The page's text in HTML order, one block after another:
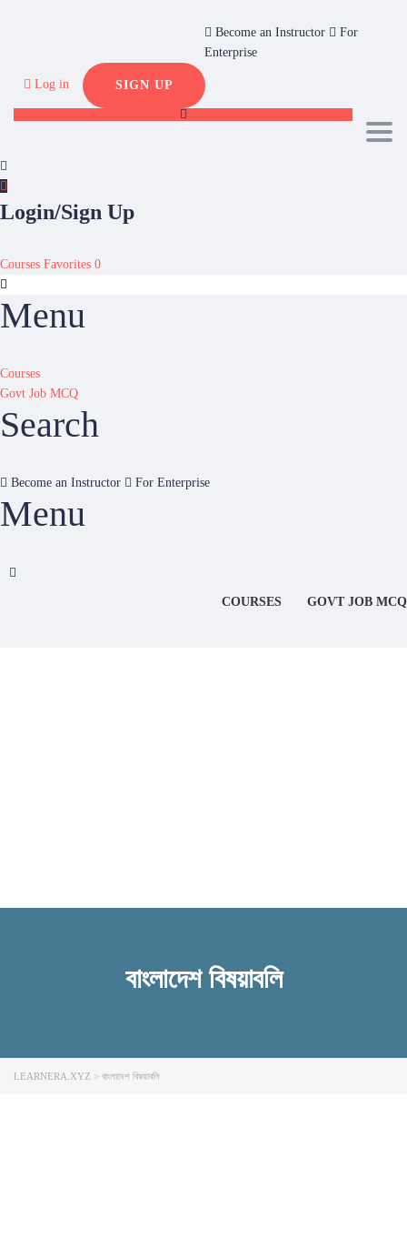
Become an Instructor
For
Enterprise
Log in SIGN UP
Login/Sign Up
Courses Favorites 0
Menu
Courses
Govt Job MCQ
Search
Become an Instructor For Enterprise
Menu
COURSES GOVT JOB MCQ
বাংলাদেশ বিষয়াবলি
LEARNERA.XYZ > বাংলাদেশ বিষয়াবলি